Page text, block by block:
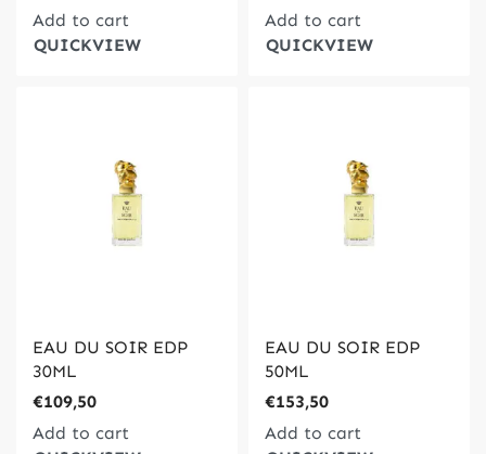
Add to cart
QUICKVIEW
Add to cart
QUICKVIEW
EAU DU SOIR EDP
30ML
€109,50
Add to cart
EAU DU SOIR EDP
50ML
€153,50
Add to cart